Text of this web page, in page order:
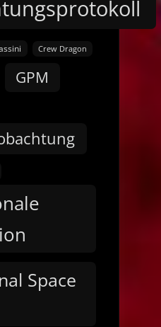
Crew Dragon
GPM
Space